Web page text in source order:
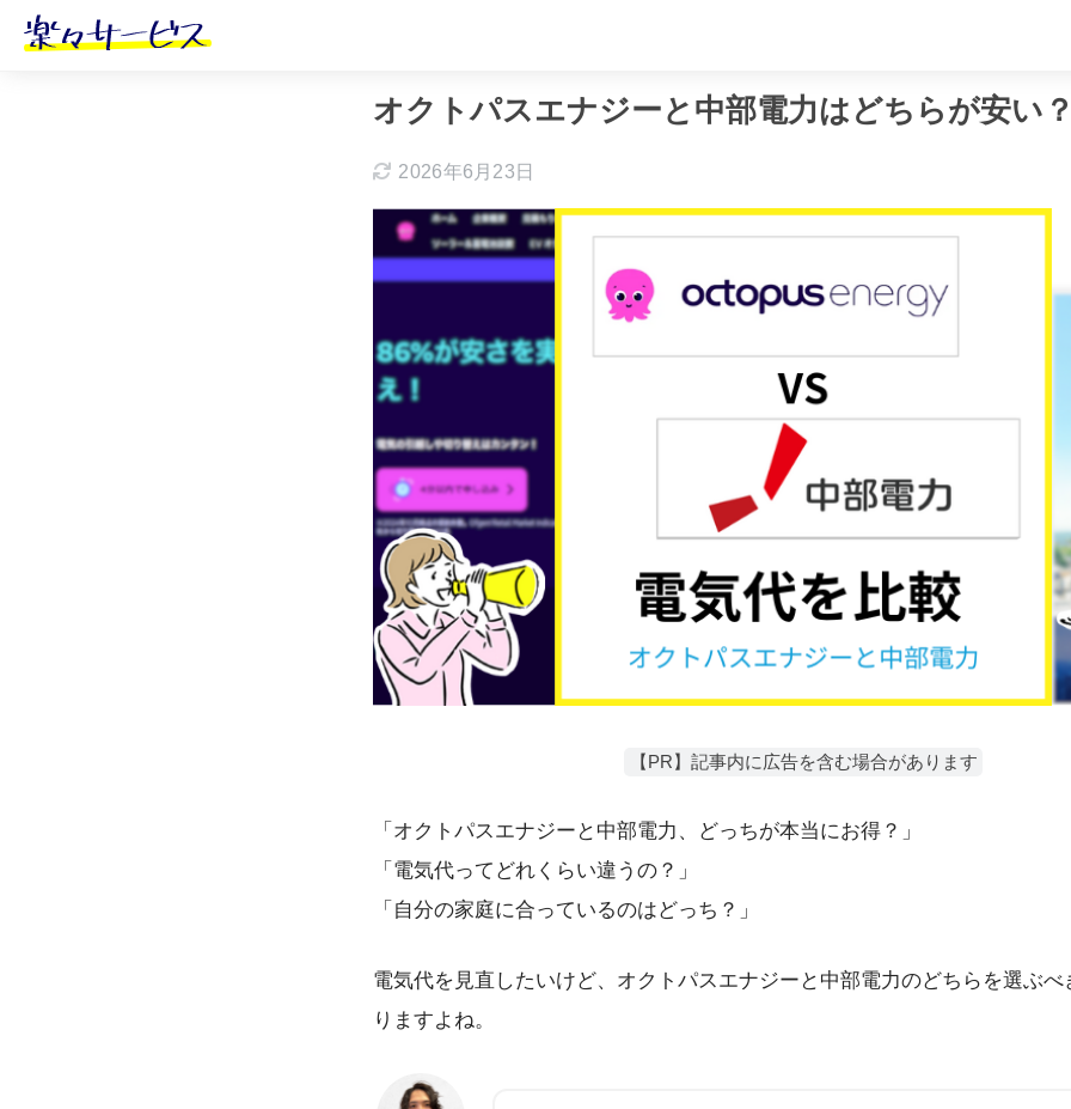
オクトパスエナジーと中部電力はどちらが安い
2026年6月23日
【PR】記事内に広告を含む場合があります
「オクトパスエナジーと中部電力、どっちが本当にお得？」
「電気代ってどれくらい違うの？」
「自分の家庭に合っているのはどっち？」
電気代を見直したいけど、オクトパスエナジーと中部電力のどちらを選ぶ
りますよね。